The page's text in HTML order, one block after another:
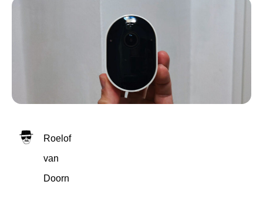
Roelof
van
Doorn